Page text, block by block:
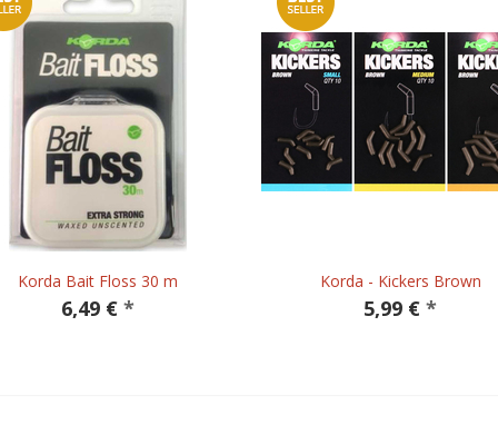
Korda Bait Floss 30 m
6,49 € *
Korda - Kickers Brown
5,99 € *